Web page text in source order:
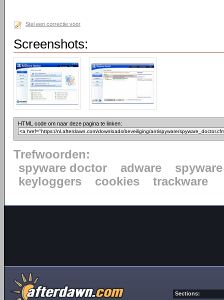
Stel een correctie voor
Screenshots:
HTML code om naar deze pagina te linken:
Trefwoorden:
spyware doctor
adware
spyware
keyloggers
cookies trackware
Sections: